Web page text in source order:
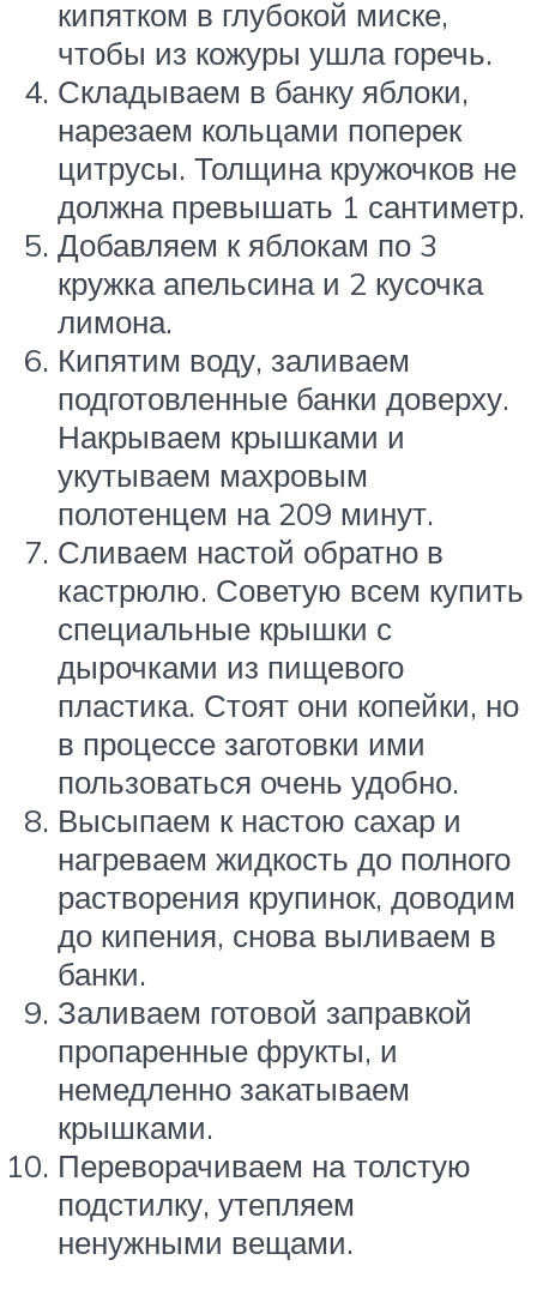
кипятком в глубокой миске,
чтобы из кожуры ушла горечь.
Складываем в банку яблоки,
нарезаем кольцами поперек
цитрусы. Толщина кружочков не
должна превышать 1 сантиметр.
Добавляем к яблокам по 3
кружка апельсина и 2 кусочка
лимона.
Кипятим воду, заливаем
подготовленные банки доверху.
Накрываем крышками и
укутываем махровым
полотенцем на 209 минут.
Сливаем настой обратно в
кастрюлю. Советую всем купить
специальные крышки с
дырочками из пищевого
пластика. Стоят они копейки, но
в процессе заготовки ими
пользоваться очень удобно.
Высыпаем к настою сахар и
нагреваем жидкость до полного
растворения крупинок, доводим
до кипения, снова выливаем в
банки.
Заливаем готовой заправкой
пропаренные фрукты, и
немедленно закатываем
крышками.
Переворачиваем на толстую
подстилку, утепляем
ненужными вещами.